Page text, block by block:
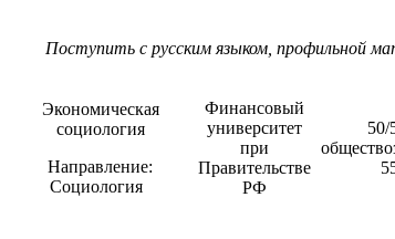
Поступить с русским языком, профильной
Экономическая
социология
Направление:
Социология
Финансовый
университет
при
Правительстве
РФ
50/